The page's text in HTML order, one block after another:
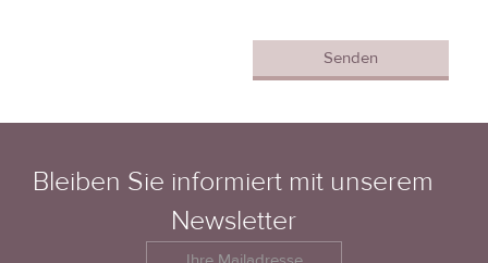
Bleiben Sie informiert mit unserem
Newsletter